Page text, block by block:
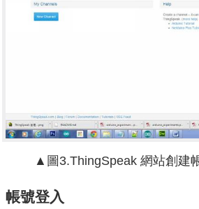
▲圖3.ThingSpeak 網站創建
帳號登入